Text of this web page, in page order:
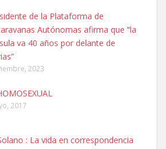
ninfa papillera, asustada tiene miedo a la
6.7.2025
de la Plataforma de
Autónomas afirma que “la
va 40 años por delante de
2023
2017
: La vida en correspondencia